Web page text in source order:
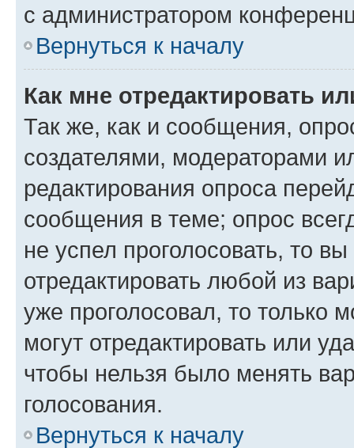
с администратором
Вернуться к началу
Как мне отредактировать
Так же, как и сообщения,
создателями, модераторами
редактирования опроса
сообщения в теме; опрос
не успел проголосовать, то
отредактировать любой из
уже проголосовал, то только
могут отредактировать или
чтобы нельзя было менять
голосования.
Вернуться к началу